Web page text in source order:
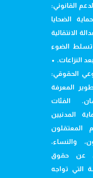
القانوني:
الضحايا
الانتقالية
تسلط الضوء
النزاعات. •
الحقوقي:
المعرفة
الفئات
المدنيين
المعتقلون
والنساء،
عن حقوق
التي تواجه